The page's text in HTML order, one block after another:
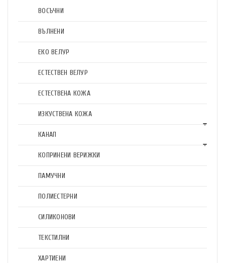
ВОСЪЧНИ
ВЪЛНЕНИ
ЕКО ВЕЛУР
ЕСТЕСТВЕН ВЕЛУР
ЕСТЕСТВЕНА КОЖА
ИЗКУСТВЕНА КОЖА
КАНАП
КОПРИНЕНИ ВЕРИЖКИ
ПАМУЧНИ
ПОЛИЕСТЕРНИ
СИЛИКОНОВИ
ТЕКСТИЛНИ
ХАРТИЕНИ